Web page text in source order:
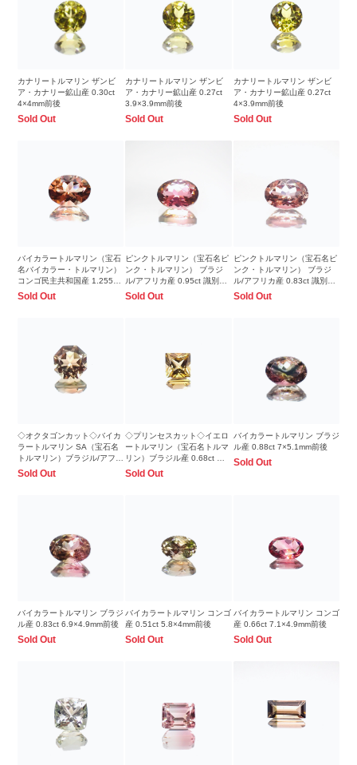
カナリートルマリン ザンビ
ア・カナリー鉱山産 0.30ct
4×4mm前後
Sold Out
カナリートルマリン ザンビ
ア・カナリー鉱山産 0.27ct
3.9×3.9mm前後
Sold Out
カナリートルマリン ザンビ
ア・カナリー鉱山産 0.27ct
4×3.9mm前後
Sold Out
バイカラートルマリン（宝石
名バイカラー・トルマリン）
コンゴ民主共和国産 1.255ct
ソ付 8×6mm前後
Sold Out
ピンクトルマリン（宝石名ピ
ンク・トルマリン） ブラジ
ル/アフリカ産 0.95ct 識別済
7×5.1mm前後
Sold Out
ピンクトルマリン（宝石名ピ
ンク・トルマリン） ブラジ
ル/アフリカ産 0.83ct 識別済
6.9×4.9mm前後
Sold Out
◇オクタゴンカット◇バイカ
ラートルマリン SA（宝石名
トルマリン）ブラジル/アフリ
カ産 0.30ct 識別済 4×4mm前
Sold Out
◇プリンセスカット◇イエロ
ートルマリン（宝石名トルマ
リン）ブラジル産 0.68ct 識
別済 5×5mm前後
Sold Out
バイカラートルマリン ブラジ
ル産 0.88ct 7×5.1mm前後
Sold Out
バイカラートルマリン ブラジ
ル産 0.83ct 6.9×4.9mm前後
Sold Out
バイカラートルマリン コンゴ
産 0.51ct 5.8×4mm前後
Sold Out
バイカラートルマリン コンゴ
産 0.66ct 7.1×4.9mm前後
Sold Out